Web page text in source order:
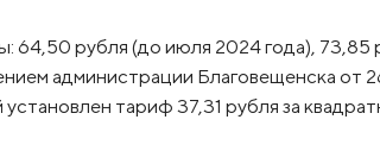
64,50 рубля (до июля 2024 года), 73,85
администрации Благовещенска от
тариф 37,31 рубля за